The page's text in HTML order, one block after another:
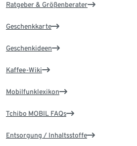
Ratgeber & Größenberater
Geschenkkarte
Geschenkideen
Kaffee-Wiki
Mobilfunklexikon
Tchibo MOBIL FAQs
Entsorgung / Inhaltsstoffe